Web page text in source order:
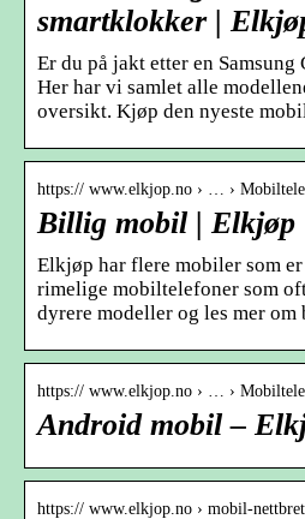
smartklokker |
Er du på jakt etter en
Her har vi samlet alle
oversikt. Kjøp den nyeste
https:// www.elkjop.no › … ›
Billig mobil | Elkjøp
Elkjøp har flere mobiler som
rimelige mobiltelefoner som
dyrere modeller og les mer
https:// www.elkjop.no › … ›
Android mobil –
https:// www.elkjop.no › mobil-